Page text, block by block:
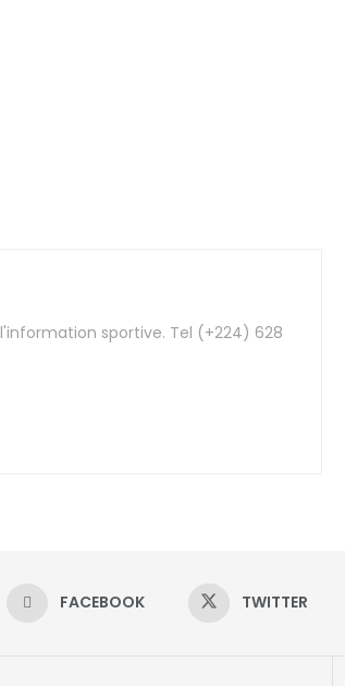
sportive. Tel (+224) 628
FACEBOOK TWITTER